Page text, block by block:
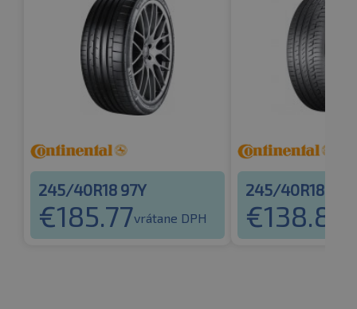
245/40R18 97Y
€185.77vrátane DPH
245/40R18 97Y
€138.82